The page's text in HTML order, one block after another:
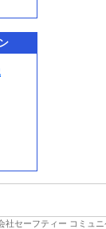
社セーフティー コミュ